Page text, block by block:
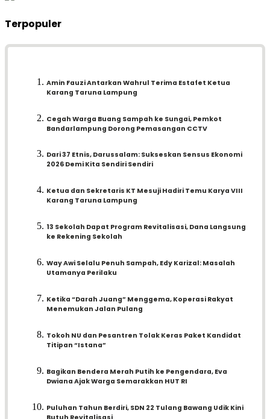
Terpopuler
Amin Fauzi Antarkan Wahrul Terima Estafet Ketua
Karang Taruna Lampung
Cegah Warga Buang Sampah ke Sungai, Pemkot
Bandarlampung Dorong Pemasangan CCTV
Dari 37 Etnis, Darussalam: Sukseskan Sensus Ekonomi
2026 Demi Kita Sendiri Sendiri
Ketua dan Sekretaris KT Mesuji Hadiri Temu Karya VIII
Karang Taruna Lampung
13 Sekolah Dapat Program Revitalisasi, Dana Langsung
ke Rekening Sekolah
Way Awi Selalu Penuh Sampah, Edy Karizal: Masalah
Utamanya Perilaku
Ketika “Darah Juang” Menggema, Koperasi Rakyat
Menemukan Jalan Pulang
Tokoh NU dan Pesantren Tolak Keras Paket Kandidat
Titipan “Istana”
Bagikan Bendera Merah Putih ke Pengendara, Eva
Dwiana Ajak Warga Semarakkan HUT RI
Puluhan Tahun Berdiri, SDN 22 Tulang Bawang Udik Kini